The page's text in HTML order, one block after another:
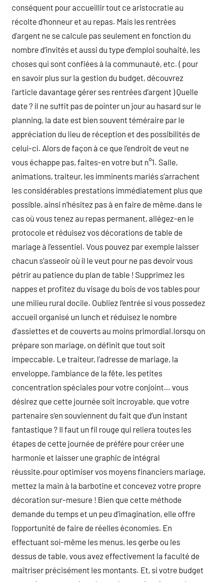
conséquent pour accueillir tout ce aristocratie au
récolte d’honneur et au repas. Mais les rentrées
d’argent ne se calcule pas seulement en fonction du
nombre d’invités et aussi du type d’emploi souhaité, les
choses qui sont confiées à la communauté, etc. ( pour
en savoir plus sur la gestion du budget, découvrez
l’article davantage gérer ses rentrées d’argent ) Quelle
date ? il ne suffit pas de pointer un jour au hasard sur le
planning, la date est bien souvent téméraire par le
appréciation du lieu de réception et des possibilités de
celui-ci. Alors de façon à ce que l’endroit de veut ne
vous échappe pas, faites-en votre but n°1. Salle,
animations, traiteur, les imminents mariés s’arrachent
les considérables prestations immédiatement plus que
possible, ainsi n’hésitez pas à en faire de même.dans le
cas où vous tenez au repas permanent, allégez-en le
protocole et réduisez vos décorations de table de
mariage à l’essentiel. Vous pouvez par exemple laisser
chacun s’asseoir où il le veut pour ne pas devoir vous
pétrir au patience du plan de table ! Supprimez les
nappes et profitez du visage du bois de vos tables pour
une milieu rural docile. Oubliez l’entrée si vous possedez
accueil organisé un lunch et réduisez le nombre
d’assiettes et de couverts au moins primordial.lorsqu on
prépare son mariage, on définit que tout soit
impeccable. Le traiteur, l’adresse de mariage, la
enveloppe, l’ambiance de la fête, les petites
concentration spéciales pour votre conjoint… vous
désirez que cette journée soit incroyable, que votre
partenaire s’en souviennent du fait que d’un instant
fantastique ? Il faut un fil rouge qui reliera toutes les
étapes de cette journée de préfére pour créer une
harmonie et laisser une graphic de intégral
réussite.pour optimiser vos moyens financiers mariage,
mettez la main à la barbotine et concevez votre propre
décoration sur-mesure ! Bien que cette méthode
demande du temps et un peu d’imagination, elle offre
l’opportunité de faire de réelles économies. En
effectuant soi-même les menus, les gerbe ou les
dessus de table, vous avez effectivement la faculté de
maîtriser précisément les montants. Et, si votre budget